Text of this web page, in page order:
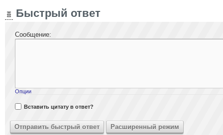
Быстрый ответ
Сообщение:
Опции
Вставить цитату в ответ?